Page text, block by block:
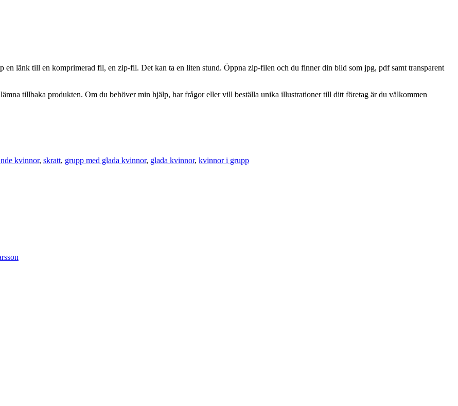
länk till en komprimerad fil, en zip-fil. Det kan ta en liten stund. Öppna zip-filen och du finner din bild som jpg, pdf samt transparent
tillbaka produkten. Om du behöver min hjälp, har frågor eller vill beställa unika illustrationer till ditt företag är du välkommen
kvinnor, skratt, grupp med glada kvinnor, glada kvinnor, kvinnor i grupp